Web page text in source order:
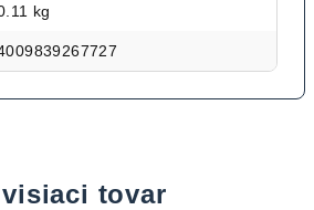
kg
tovar